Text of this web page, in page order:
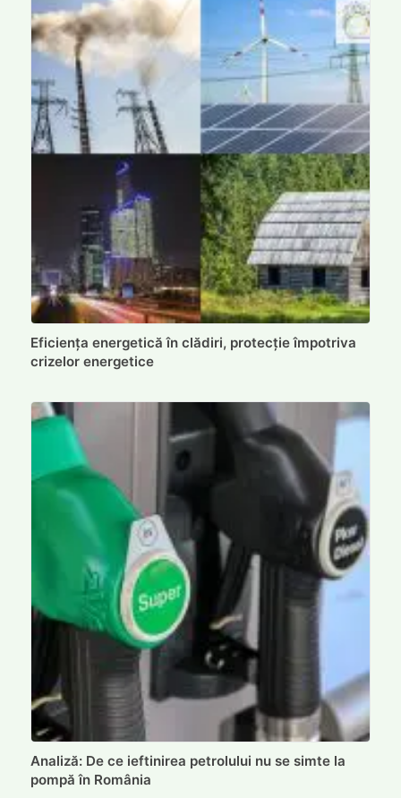
Eficiența energetică în clădiri, protecție împotriva
crizelor energetice
Analiză: De ce ieftinirea petrolului nu se simte la
pompă în România